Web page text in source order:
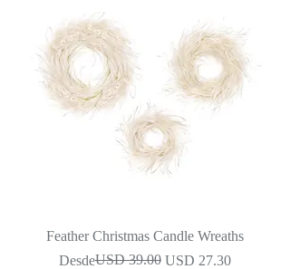
Feather Christmas Candle Wreaths
Desde
PrecioUSD 39.00 USD 27.30
Precio de oferta